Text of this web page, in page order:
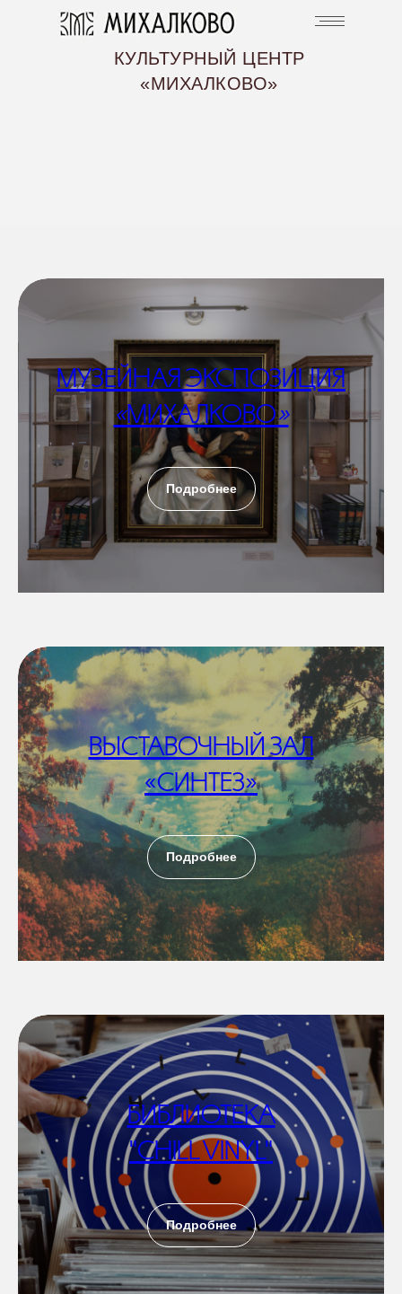
КУЛЬТУРНЫЙ ЦЕНТР
«МИХАЛКОВО»
МУЗЕЙНАЯ ЭКСПОЗИЦИЯ
«МИХАЛКОВО»
Подробнее
ВЫСТАВОЧНЫЙ ЗАЛ
«СИНТЕЗ»
Подробнее
БИБЛИОТЕКА
"CHILL VINYL"
Подробнее